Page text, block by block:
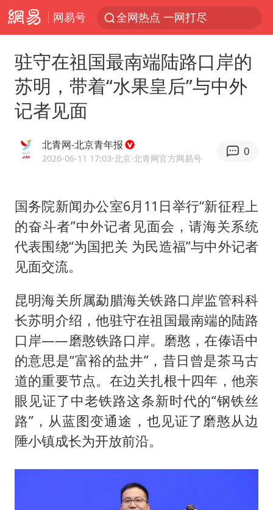
网易号 全网热点 一网打尽
驻守在祖国最南端陆路口岸的
苏明，带着“水果皇后”与中外
记者见面
北青网-北京青年报
2026-06-11 17:03·北京·北青网官方网易号
0
国务院新闻办公室6月11日举行“新征程上
的奋斗者”中外记者见面会，请海关系统
代表围绕“为国把关 为民造福”与中外记者
见面交流。
昆明海关所属勐腊海关铁路口岸监管科科
长苏明介绍，他驻守在祖国最南端的陆路
口岸——磨憨铁路口岸。磨憨，在傣语中
的意思是“富裕的盐井”，昔日曾是茶马古
道的重要节点。在边关扎根十四年，他亲
眼见证了中老铁路这条新时代的“钢铁丝
路”，从蓝图变通途，也见证了磨憨从边
陲小镇成长为开放前沿。